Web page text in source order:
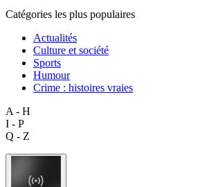
Catégories les plus populaires
Actualités
Culture et société
Sports
Humour
Crime : histoires vraies
A - H
I - P
Q - Z